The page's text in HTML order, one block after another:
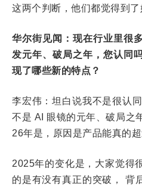
这两个判断，他们都觉得到了
华尔街见闻：现在行业里很
发元年、破局之年，您认同
现了哪些新的特点？
李宏伟：坦白说我不是很认
不是 AI 眼镜的元年、破局之
26年是，原因是产品能真的超
2025年的变化是，大家觉得
的是有没有真正的突破， 背